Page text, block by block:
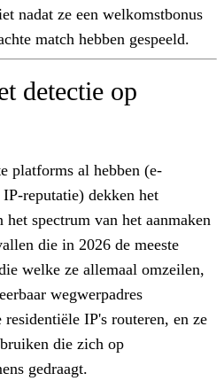
nadat ze een welkomstbonus
match hebben gespeeld.
detectie op
platforms al hebben (e-
reputatie) dekken het
spectrum van het aanmaken
die in 2026 de meeste
welke ze allemaal omzeilen,
wegwerpadres
IP's routeren, en ze
die zich op
gedraagt.